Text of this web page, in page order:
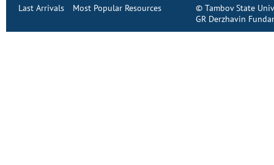
Last Arrivals
Most Popular Resources
© Tambov State
GR Derzhavin